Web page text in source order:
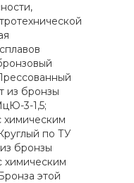
из бронзы
3-1,5;
по ТУ
бронзы
этой